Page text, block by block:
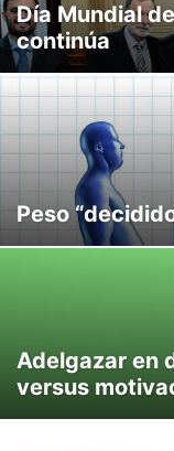
Día Mundial
continúa
Peso
Adelgazar en
versus